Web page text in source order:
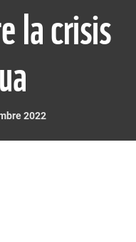
la crisis
2022